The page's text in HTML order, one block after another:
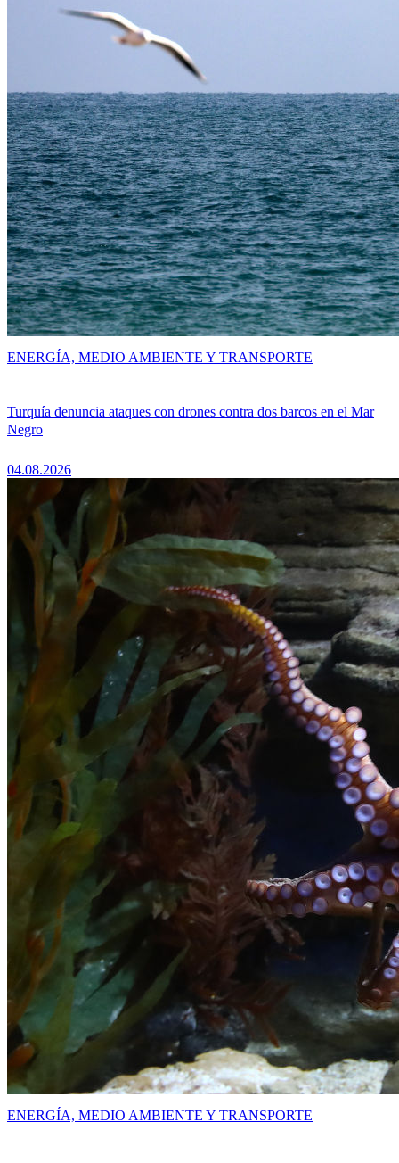
Turquía denuncia ataques con drones contra dos barcos en el Mar
Negro
04.08.2026
ENERGÍA, MEDIO AMBIENTE Y TRANSPORTE
ENERGÍA, MEDIO AMBIENTE Y TRANSPORTE